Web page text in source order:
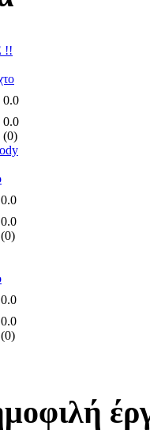
!!
0.0
0.0
(0)
0.0
0.0
(0)
0.0
0.0
(0)